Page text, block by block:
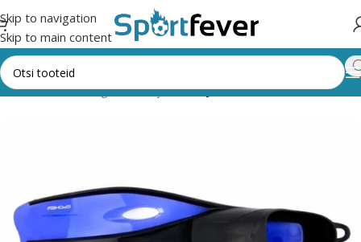
Skip to navigation
Skip to main content
Esileht Kõik kategooriad Ujumine Ujumislestad